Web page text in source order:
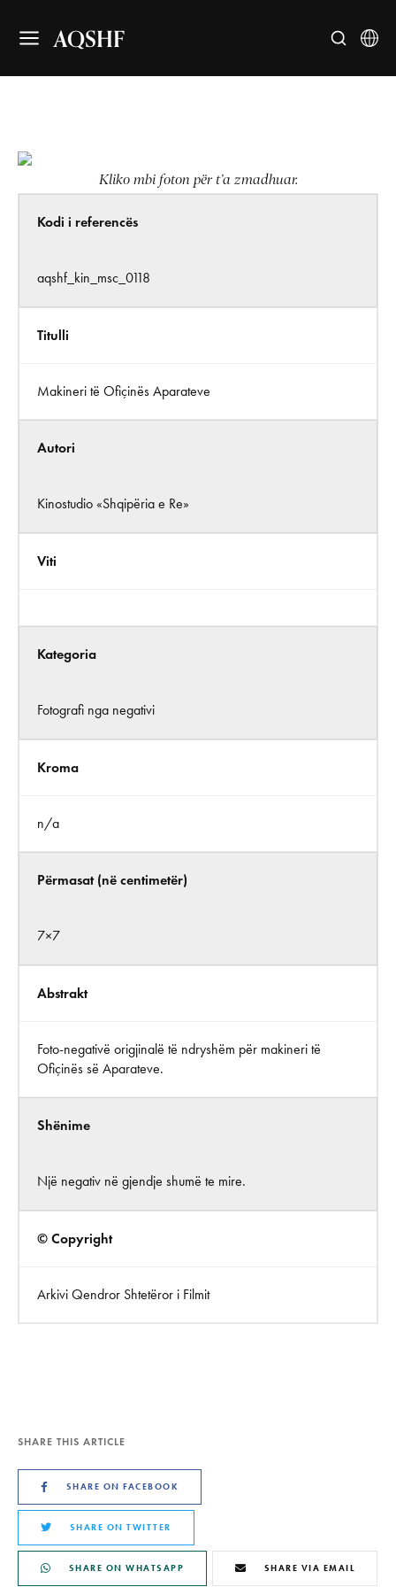
AQSHF
Kliko mbi foton për t’a zmadhuar.
Kodi i referencës
aqshf_kin_msc_0118
Titulli
Makineri të Ofiçinës Aparateve
Autori
Kinostudio «Shqipëria e Re»
Viti
Kategoria
Fotografi nga negativi
Kroma
n/a
Përmasat (në centimetër)
7×7
Abstrakt
Foto-negativë origjinalë të ndryshëm për makineri të
Ofiçinës së Aparateve.
Shënime
Një negativ në gjendje shumë te mire.
© Copyright
Arkivi Qendror Shtetëror i Filmit
SHARE THIS ARTICLE
SHARE ON FACEBOOK
SHARE ON TWITTER
SHARE ON WHATSAPP SHARE VIA EMAIL